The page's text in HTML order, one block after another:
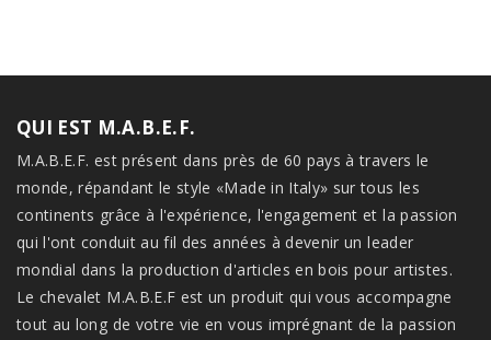
QUI EST M.A.B.E.F.
M.A.B.E.F. est présent dans près de 60 pays à travers le
monde, répandant le style «Made in Italy» sur tous les
continents grâce à l'expérience, l'engagement et la passion
qui l'ont conduit au fil des années à devenir un leader
mondial dans la production d'articles en bois pour artistes.
Le chevalet M.A.B.E.F est un produit qui vous accompagne
tout au long de votre vie en vous imprégnant de la passion